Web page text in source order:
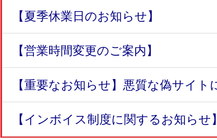
【夏季休業日のお知らせ】
【営業時間変更のご案内】
【重要なお知らせ】悪質な偽サイト
【インボイス制度に関するお知らせ